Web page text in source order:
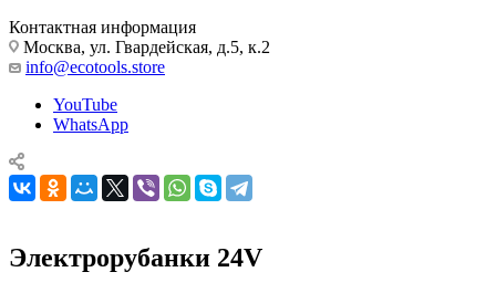
Контактная информация
Москва, ул. Гвардейская, д.5, к.2
info@ecotools.store
YouTube
WhatsApp
Электрорубанки 24V